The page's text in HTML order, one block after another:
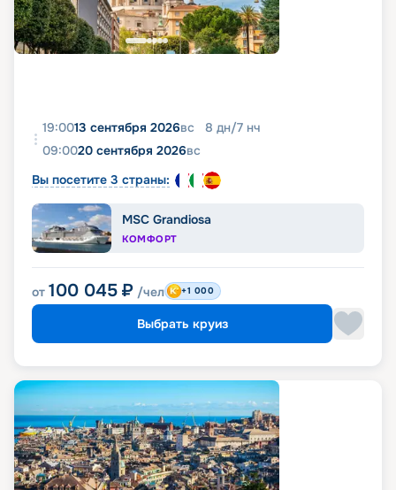
19:0013 сентября 2026вс 8 дн/7 нч
09:0020 сентября 2026вс
Вы посетите 3 страны:
MSC Grandiosa
КОМФОРТ
от 100 045 ₽ /чел +1 000
Выбрать круиз